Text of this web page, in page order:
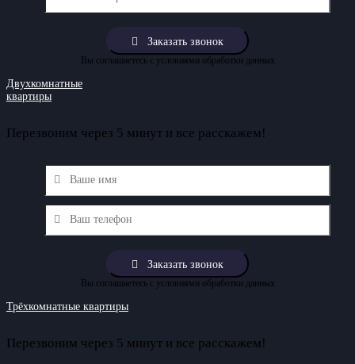
Вы соглашаетесь с условиями обработки данных
Двухкомнатные
квартиры
Перезвоним через 5 минут и все расскажем!
Вы соглашаетесь с условиями обработки данных
Трёхкомнатные квартиры
Перезвоним через 5 минут и все расскажем!